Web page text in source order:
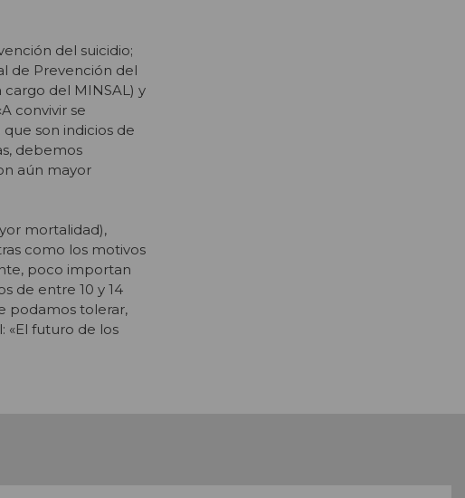
del suicidio;
de Prevención del
cargo del MINSAL) y
convivir se
que son indicios de
debemos
aún mayor
mortalidad),
como los motivos
poco importan
de entre 10 y 14
podamos tolerar,
«El futuro de los